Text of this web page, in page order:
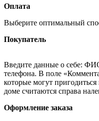
Оплата
Выберите оптимальный
Покупатель
Введите данные о себе:
телефона. В поле
которые могут
доме считаются справа
Оформление заказа